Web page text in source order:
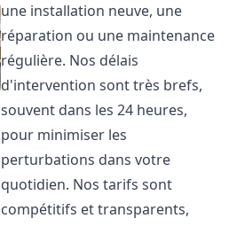
une installation neuve, une
réparation ou une maintenance
régulière. Nos délais
d'intervention sont très brefs,
souvent dans les 24 heures,
pour minimiser les
perturbations dans votre
quotidien. Nos tarifs sont
compétitifs et transparents,